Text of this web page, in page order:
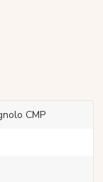
CMP